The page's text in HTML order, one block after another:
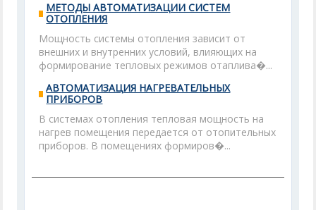
МЕТОДЫ АВТОМАТИЗАЦИИ СИСТЕМ
ОТОПЛЕНИЯ
Мощность системы отопления зависит от
внешних и внутренних условий, влияющих на
формирование тепловых режимов отаплива�...
АВТОМАТИЗАЦИЯ НАГРЕВАТЕЛЬНЫХ
ПРИБОРОВ
В системах отопления тепловая мощность на
нагрев помещения передается от отопительных
приборов. В помещениях формиров�...